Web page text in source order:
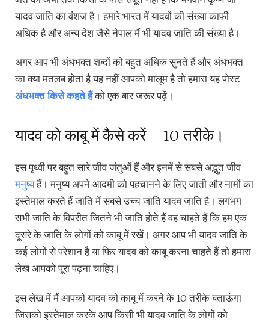
यादव जाति का वंशज है। हमारे भारत में यादवों की संख्या काफी
अधिक है और अन्य देश जैसे नेपाल मैं भी यादव जाति की संख्या है।
अगर आप भी अंधभक्त शब्दों को बहुत अधिक सुनते हैं और अंधभक्त
का क्या मतलब होता है यह नहीं आपको मालूम है तो हमारा यह पोस्ट
अंधभक्त किसे कहते हैंको एक बार जरूर पढ़ें।
यादव को काबू में कैसे करें – 10 तरीके।
इस पृथ्वी पर बहुत सारे जीव जंतुओं हैं और इनमें से सबसे अद्भुत जीव
मनुष्यहैं। मनुष्य अपने आदमी को पहचानने के लिए जाती और नामों का
इस्तेमाल करते हैं जाति में सबसे उच्च जाति यादव जाति है। लगभग
सभी जाति के विपरीत जितने भी जाति होते हैं वह चाहते हैं कि हम एक
दूसरे के जाति के लोगों को काबू में रखें। अगर आप भी यादव जाति के
कई लोगों से परेशान है या फिर यादव को काबू करना चाहते हैं तो हमारा
लेख आपको पूरा पढ़ना चाहिए।
इस लेख में मैं आपको यादव को काबू में करने के 10 तरीके बताऊंगा
जिसको इस्तेमाल करके आप किसी भी यादव जाति के लोगों को